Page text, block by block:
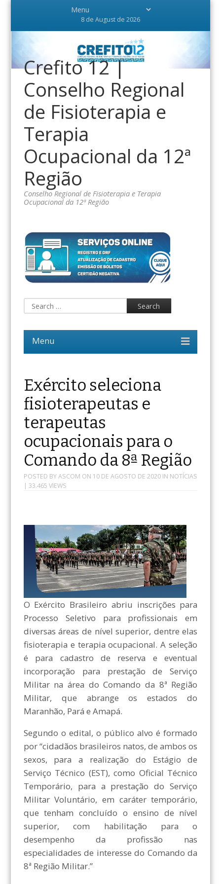
8 de August de 2026
Crefito 12 |
Conselho Regional
de Fisioterapia e
Terapia
Ocupacional da 12ª
Região
Conselho Regional de Fisioterapia e Terapia
Ocupacional da 12ª Região
Exército seleciona
fisioterapeutas e
terapeutas
ocupacionais para o
Comando da 8ª Região
POSTED BYASCOM ON 10 DE AGOSTO DE 2020IN NOTÍCIAS
| 33.465 VIEWS
O Exército Brasileiro abriu inscrições para
Processo Seletivo para profissionais em
diversas áreas de nível superior, dentre elas
fisioterapia e terapia ocupacional. A seleção
é para cadastro de reserva e eventual
incorporação para prestação de Serviço
Militar na área do Comando da 8ª Região
Militar, que abrange os estados do
Maranhão, Pará e Amapá.
Segundo o edital, o público alvo é formado
por “cidadãos brasileiros natos, de ambos os
sexos, para a realização do Estágio de
Serviço Técnico (EST), como Oficial Técnico
Temporário, para a prestação do Serviço
Militar Voluntário, em caráter temporário,
que tenham concluído o ensino de nível
superior, com habilitação para o
desempenho da profissão nas
especialidades de interesse do Comando da
8ª Região Militar.”